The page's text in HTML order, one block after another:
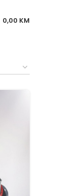
0,00 KM